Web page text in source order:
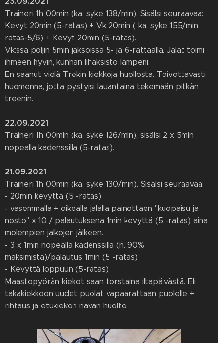
Traineri 1h 00min (ka. syke 138/min). Sisälsi seuraavaa:
Kevyt 20min (5-ratas) + Vk 20min ( ka. syke 155/min,
ratas-5/6) + Kevyt 20min (5-ratas).
Vk:ssa poljin 5min jaksoissa 5- ja 6-rattaalla. Jalat toimi
ihmeen hyvin, kunhan lihaksisto lämpeni.
En saanut vielä Trekin kiekkoja huollosta. Toivottavasti
huomenna, jotta pystyisi lauantaina tekemään pitkän
treenin.
22.09.2021
Traineri 1h 00min (ka. syke 126/min), sisälsi 2 x 5min
nopealla kadenssilla (5-ratas).
21.09.2021
Traineri 1h 00min (ka. syke 130/min). Sisälsi seuraavaa:
- 20min kevyttä (5 -ratas)
- vasemmalla + oikealla jalalla painottaen "kuopaisu ja
nosto" x 10 / palautuksena 1min kevyttä (5 -ratas) aina
molempien jalkojen jälkeen.
- 3 x 1min nopealla kadenssilla (n. 90%
maksimista)/palautus 1min (5 -ratas)
- Kevyttä loppuun (5-ratas)
Maastopyörän kiekot saan torstaina iltapäivästä. Eli
takakiekkoon uudet puolat vapaarattaan puolelle +
rihtaus ja etukiekon navan huolto.